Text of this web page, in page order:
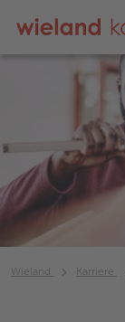
Wieland Karriere